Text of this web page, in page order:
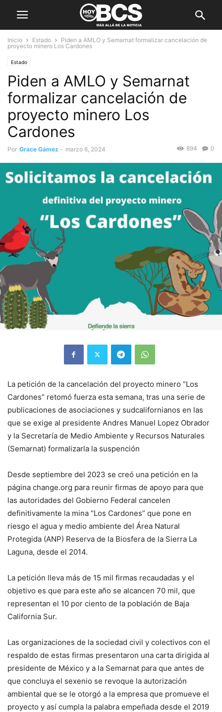
Inicio Estado
Piden a AMLO y Semarnat formalizar cancelación de
proyecto minero Los Cardones
Estado
Piden a AMLO y Semarnat
formalizar cancelación de
proyecto minero Los
Cardones
Por Grace Gámez - marzo 6, 2024 0
894
La petición de la cancelación del proyecto minero “Los
Cardones” retomó fuerza esta semana, tras una serie de
publicaciones de asociaciones y sudcalifornianos en las
que se exige al presidente Andres Manuel Lopez Obrador
y la Secretaría de Medio Ambiente y Recursos Naturales
(Semarnat) formalizarla la suspención
Desde septiembre del 2023 se creó una petición en la
página change.org para reunir firmas de apoyo para que
las autoridades del Gobierno Federal cancelen
definitivamente la mina “Los Cardones” que pone en
riesgo el agua y medio ambiente del Área Natural
Protegida (ANP) Reserva de la Biosfera de la Sierra La
Laguna, desde el 2014.
La petición lleva más de 15 mil firmas recaudadas y el
objetivo es que para este año se alcancen 70 mil, que
representan el 10 por ciento de la población de Baja
California Sur.
Las organizaciones de la sociedad civil y colectivos con el
respaldo de estas firmas presentaron una carta dirigida al
presidente de México y a la Semarnat para que antes de
que concluya el sexenio se revoque la autorización
ambiental que se le otorgó a la empresa que promueve el
proyecto y así cumpla la palabra empeñada desde el 2019